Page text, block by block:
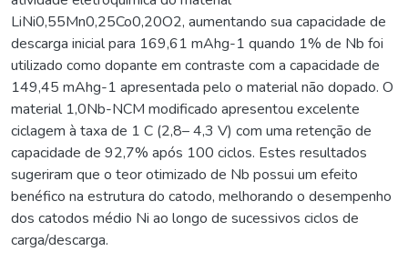
LiNi0,55Mn0,25Co0,20O2, aumentando sua capacidade de
descarga inicial para 169,61 mAhg-1 quando 1% de Nb foi
utilizado como dopante em contraste com a capacidade de
149,45 mAhg-1 apresentada pelo o material não dopado. O
material 1,0Nb-NCM modificado apresentou excelente
ciclagem à taxa de 1 C (2,8– 4,3 V) com uma retenção de
capacidade de 92,7% após 100 ciclos. Estes resultados
sugeriram que o teor otimizado de Nb possui um efeito
benéfico na estrutura do catodo, melhorando o desempenho
dos catodos médio Ni ao longo de sucessivos ciclos de
carga/descarga.